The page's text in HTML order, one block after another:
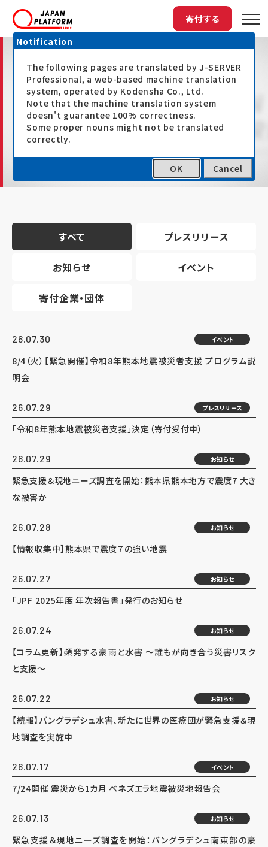
寄付する
最新情報
すべて プレスリリース
お知らせ イベント
寄付企業・団体
26.07.30 イベント
8/4（火）【緊急開催】令和8年熊本地震被災者支援 プログラム説
明会
26.07.29 プレスリリース
「令和8年熊本地震被災者支援」決定（寄付受付中）
26.07.29 お知らせ
緊急支援＆現地ニーズ調査を開始：熊本県熊本地方で震度7 大き
な被害か
26.07.28 お知らせ
【情報収集中】熊本県で震度７の強い地震
26.07.27 お知らせ
「JPF 2025年度 年次報告書」発行のお知らせ
26.07.24 お知らせ
【コラム更新】頻発する豪雨と水害 ～誰もが向き合う災害リスク
と支援～
26.07.22 お知らせ
【続報】バングラデシュ水害、新たに世界の医療団が緊急支援＆現
地調査を実施中
26.07.17 イベント
7/24開催 震災から1カ月 ベネズエラ地震被災地報告会
26.07.13 お知らせ
緊急支援＆現地ニーズ調査を開始：バングラデシュ南東部の豪
Notification
The following pages are translated by J-SERVER
Professional, a web-based machine translation
system, operated by Kodensha Co., Ltd.
Note that the machine translation system
doesn't guarantee 100% correctness.
Some proper nouns might not be translated
correctly.
OK Cancel